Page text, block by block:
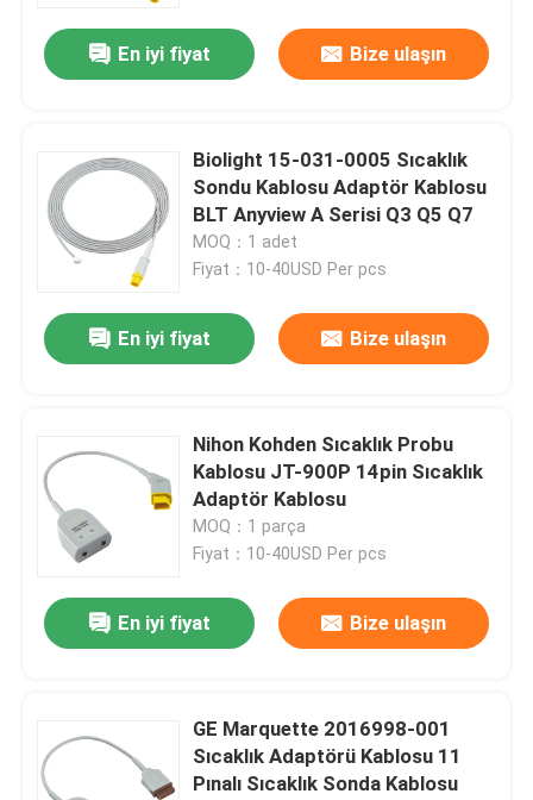
En iyi fiyat Bize ulaşın
Biolight 15-031-0005 Sıcaklık
Sondu Kablosu Adaptör Kablosu
BLT Anyview A Serisi Q3 Q5 Q7
MOQ：1 adet
Fiyat：10-40USD Per pcs
En iyi fiyat Bize ulaşın
Nihon Kohden Sıcaklık Probu
Kablosu JT-900P 14pin Sıcaklık
Adaptör Kablosu
MOQ：1 parça
Fiyat：10-40USD Per pcs
En iyi fiyat Bize ulaşın
GE Marquette 2016998-001
Sıcaklık Adaptörü Kablosu 11
Pınalı Sıcaklık Sonda Kablosu